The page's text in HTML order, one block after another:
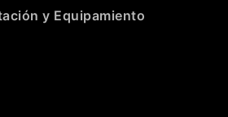
y Equipamiento